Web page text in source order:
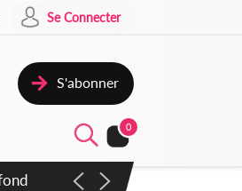
Se Connecter
S'abonner
0